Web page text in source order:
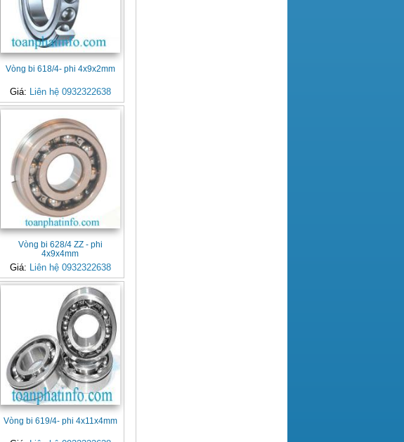
Vòng bi 618/4- phi 4x9x2mm
Giá: Liên hệ 0932322638
Vòng bi 628/4 ZZ - phi
4x9x4mm
Giá: Liên hệ 0932322638
Vòng bi 619/4- phi 4x11x4mm